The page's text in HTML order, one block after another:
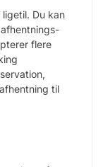
Du kan
flere
til